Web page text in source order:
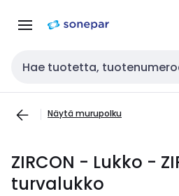
navigointiinsisältöön
Haku
Näytä murupolku
ZIRCON - Lukko -
turvalukko